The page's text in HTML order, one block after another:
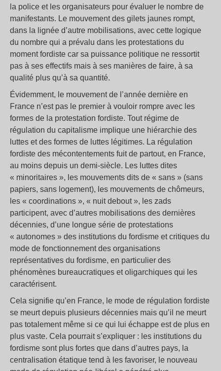
la police et les organisateurs pour évaluer le nombre de
manifestants. Le mouvement des gilets jaunes rompt,
dans la lignée d’autre mobilisations, avec cette logique
du nombre qui a prévalu dans les protestations du
moment fordiste car sa puissance politique ne ressortit
pas à ses effectifs mais à ses manières de faire, à sa
qualité plus qu’à sa quantité.
Évidemment, le mouvement de l’année dernière en
France n’est pas le premier à vouloir rompre avec les
formes de la protestation fordiste. Tout régime de
régulation du capitalisme implique une hiérarchie des
luttes et des formes de luttes légitimes. La régulation
fordiste des mécontentements fuit de partout, en France,
au moins depuis un demi-siècle. Les luttes dites
« minoritaires », les mouvements dits de « sans » (sans
papiers, sans logement), les mouvements de chômeurs,
les « coordinations », « nuit debout », les zads
participent, avec d’autres mobilisations des dernières
décennies, d’une longue série de protestations
« autonomes » des institutions du fordisme et critiques du
mode de fonctionnement des organisations
représentatives du fordisme, en particulier des
phénomènes bureaucratiques et oligarchiques qui les
caractérisent.
Cela signifie qu’en France, le mode de régulation fordiste
se meurt depuis plusieurs décennies mais qu’il ne meurt
pas totalement même si ce qui lui échappe est de plus en
plus vaste. Cela pourrait s’expliquer : les institutions du
fordisme sont plus fortes que dans d’autres pays, la
centralisation étatique tend à les favoriser, le nouveau